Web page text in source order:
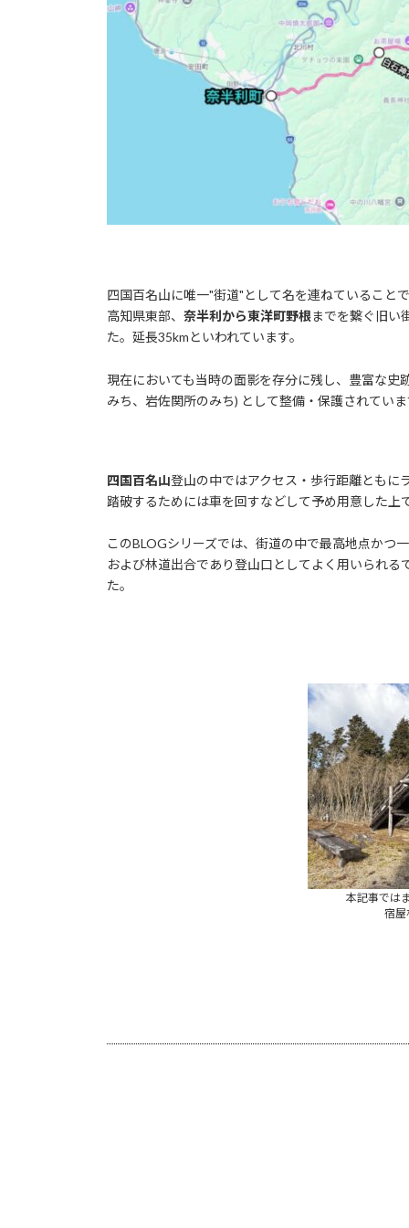
四国百名山に唯一"街道"として名を連ねていること
高知県東部、 奈半利から東洋町野根までを繋ぐ旧い
た。延長35kmといわれています。
現在においても当時の面影を存分に残し、豊富な史
みち、岩佐関所のみち) として整備・保護されてい
四国百名山登山の中ではアクセス・歩行距離ともに
踏破するためには車を回すなどして予め用意した上
このBLOGシリーズでは、街道の中で最高地点かつ
および林道出合であり登山口としてよく用いられる
た。
本記事では
宿屋